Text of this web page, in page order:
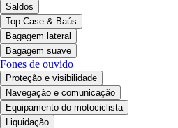
Saldos
Top Case & Baús
Bagagem lateral
Bagagem suave
Fones de ouvido
Proteção e visibilidade
Navegação e comunicação
Equipamento do motociclista
Liquidação